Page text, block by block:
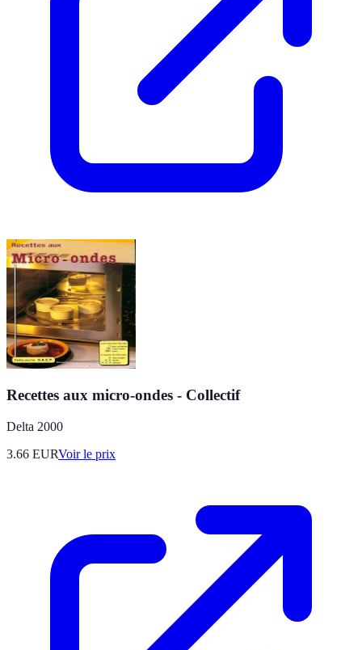
Recettes aux micro-ondes - Collectif
Delta 2000
3.66 EURVoir le prix